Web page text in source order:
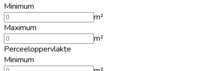
Minimum
m²
Maximum
m²
Perceeloppervlakte
Minimum